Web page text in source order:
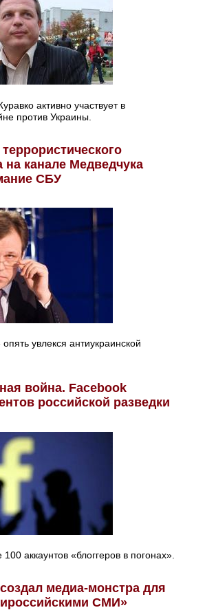
активно участвует в
против Украины.
на канале Медведчука
СБУ
увлекся антиукраинской
война. Facebook
российской разведки
аккаунтов «блоггеров в погонах».
медиа-монстра для
СМИ»